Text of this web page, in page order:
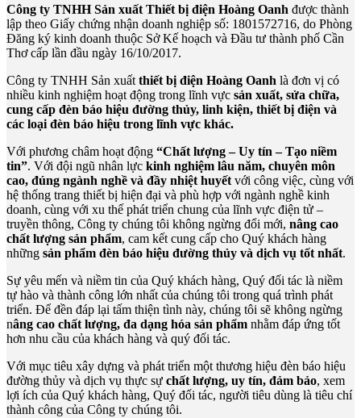
Công ty TNHH Sản xuất Thiết bị điện Hoàng Oanh được thành
lập theo Giấy chứng nhận doanh nghiệp số: 1801572716, do Phòng
Đăng ký kinh doanh thuộc Sở Kế hoạch và Đầu tư thành phố Cần
Thơ cấp lần đầu ngày 16/10/2017.
Công ty TNHH Sản xuất thiết bị điện Hoàng Oanh là đơn vị có
nhiều kinh nghiệm hoạt động trong lĩnh vực sản xuất, sửa chữa,
cung cấp đèn báo hiệu đường thủy, linh kiện, thiết bị điện và
các loại đèn báo hiệu trong lĩnh vực khác.
Với phương châm hoạt động “Chất lượng – Uy tín – Tạo niềm
tin”. Với đội ngũ nhân lực kinh nghiệm lâu năm, chuyên môn
cao, đúng ngành nghề và đầy nhiệt huyết với công việc, cùng với
hệ thống trang thiết bị hiện đại và phù hợp với ngành nghề kinh
doanh, cùng với xu thế phát triển chung của lĩnh vực điện tử –
truyền thông, Công ty chúng tôi không ngừng đổi mới, nâng cao
chất lượng sản phẩm, cam kết cung cấp cho Quý khách hàng
những sản phẩm đèn báo hiệu đường thủy và dịch vụ tốt nhất.
Sự yêu mến và niềm tin của Quý khách hàng, Quý đối tác là niềm
tự hào và thành công lớn nhất của chúng tôi trong quá trình phát
triển. Để đền đáp lại tấm thiện tình này, chúng tôi sẽ không ngừng
nâng cao chất lượng, đa dạng hóa sản phẩm nhằm đáp ứng tốt
hơn nhu cầu của khách hàng và quý đối tác.
Với mục tiêu xây dựng và phát triển một thương hiệu đèn báo hiệu
đường thủy và dịch vụ thực sự chất lượng, uy tín, đảm bảo, xem
lợi ích của Quý khách hàng, Quý đối tác, người tiêu dùng là tiêu chí
thành công của Công ty chúng tôi.